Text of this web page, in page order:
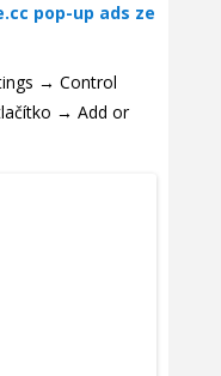
pop-up ads ze
→ Control
→ Add or